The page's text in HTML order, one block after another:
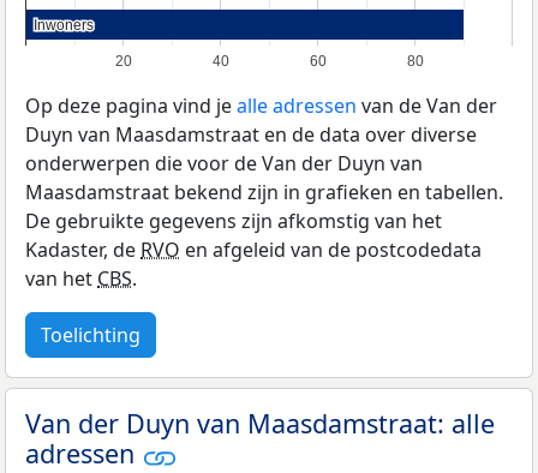
20 40 60 80
Inwoners
Inwoners
Op deze pagina vind jealle adressen van de Van der
Duyn van Maasdamstraat en de data over diverse
onderwerpen die voor de Van der Duyn van
Maasdamstraat bekend zijn in grafieken en tabellen.
De gebruikte gegevens zijn afkomstig van het
Kadaster, deRVO en afgeleid van de postcodedata
van hetCBS.
Toelichting
Van der Duyn van Maasdamstraat: alle
adressen